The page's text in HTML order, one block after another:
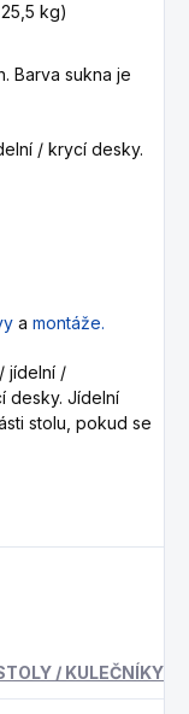
kg)
Barva sukna je
/ krycí desky.
a montáže.
jídelní /
desky. Jídelní
stolu, pokud se
/ KULEČNÍKY